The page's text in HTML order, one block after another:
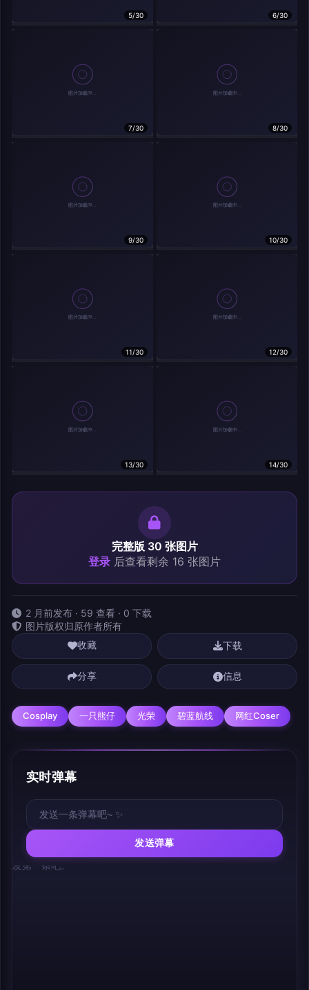
5/30 6/30
7/30 8/30
9/30 10/30
11/30 12/30
13/30 14/30
完整版 30 张图片
登录 后查看剩余 16 张图片
2 月前发布 · 59 查看 · 0 下载
图片版权归原作者所有
收藏 下载
分享 信息
Cosplay 一只熊仔 光荣 碧蓝航线 网红Coser
实时弹幕
发送弹幕
发第一条吧。
弹幕会在下方多行滚动展示；匿名发送有数量和频率限制。